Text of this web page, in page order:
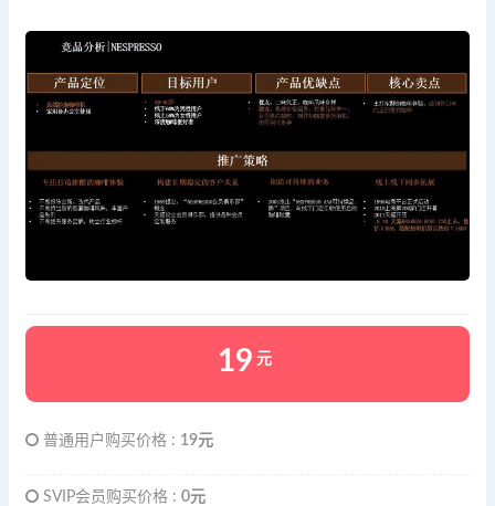
19 元
普通用户购买价格 : 19元
SVIP会员购买价格 : 0元